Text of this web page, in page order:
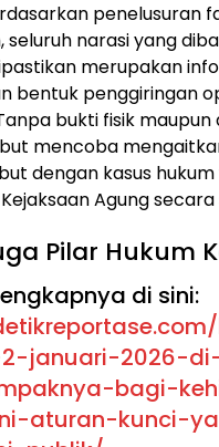
penelusuran
seluruh narasi yang
merupakan
bentuk penggiringan
bukti fisik maupun
mencoba
dengan kasus
Agung secara
Pilar Hukum
di sini:
januari-2026-
bagi-
aturan-kunci-